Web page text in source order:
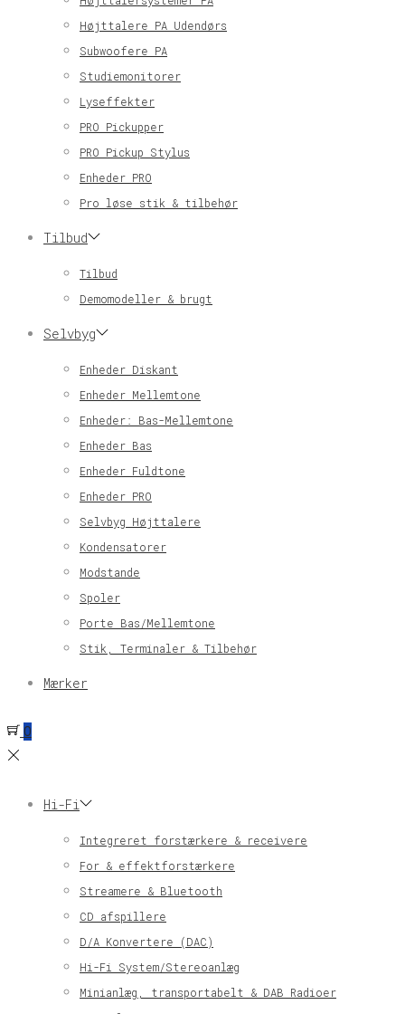
Højttalere PA Udendørs
Subwoofere PA
Studiemonitorer
Lyseffekter
PRO Pickupper
PRO Pickup Stylus
Enheder PRO
Pro løse stik & tilbehør
Tilbud
Tilbud
Demomodeller & brugt
Selvbyg
Enheder Diskant
Enheder Mellemtone
Enheder: Bas-Mellemtone
Enheder Bas
Enheder Fuldtone
Enheder PRO
Selvbyg Højttalere
Kondensatorer
Modstande
Spoler
Porte Bas/Mellemtone
Stik, Terminaler & Tilbehør
Mærker
0
Hi-Fi
Integreret forstærkere & receivere
For & effektforstærkere
Streamere & Bluetooth
CD afspillere
D/A Konvertere (DAC)
Hi-Fi System/Stereoanlæg
Minianlæg, transportabelt & DAB Radioer